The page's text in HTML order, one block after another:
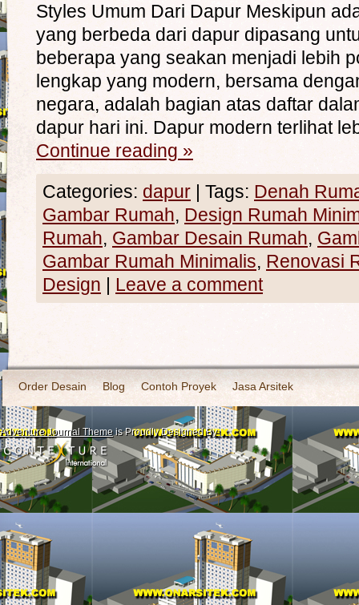
Styles Umum Dari Dapur Meskipun
yang berbeda dari dapur dipasang
beberapa yang seakan menjadi lebih
lengkap yang modern, bersama
negara, adalah bagian atas daftar
dapur hari ini. Dapur modern terlihat
Continue reading »
Categories: dapur | Tags: Denah
Gambar Rumah, Design Rumah
Rumah, Gambar Desain Rumah,
Gambar Rumah Minimalis, Renovasi
Design | Leave a comment
Order Desain Blog Contoh Proyek Jasa Arsitek
Adventure Journal Themeis Proudly Designed By